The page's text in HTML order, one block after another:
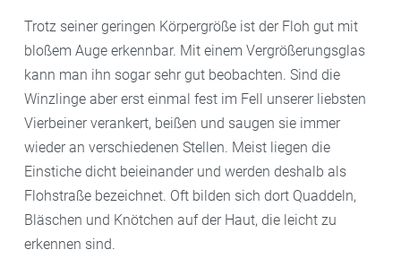
Trotz seiner geringen Körpergröße ist der Floh gut mit
bloßem Auge erkennbar. Mit einem Vergrößerungsglas
kann man ihn sogar sehr gut beobachten. Sind die
Winzlinge aber erst einmal fest im Fell unserer liebsten
Vierbeiner verankert, beißen und saugen sie immer
wieder an verschiedenen Stellen. Meist liegen die
Einstiche dicht beieinander und werden deshalb als
Flohstraße bezeichnet. Oft bilden sich dort Quaddeln,
Bläschen und Knötchen auf der Haut, die leicht zu
erkennen sind.